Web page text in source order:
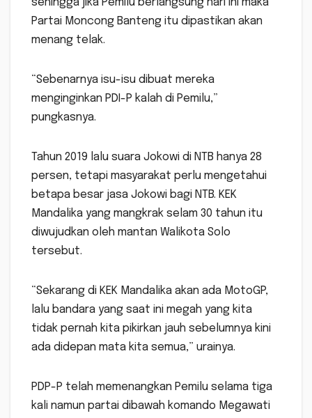
sehingga jika Pemilu berlangsung hari ini maka
Partai Moncong Banteng itu dipastikan akan
menang telak.
“Sebenarnya isu-isu dibuat mereka
menginginkan PDI-P kalah di Pemilu,”
pungkasnya.
Tahun 2019 lalu suara Jokowi di NTB hanya 28
persen, tetapi masyarakat perlu mengetahui
betapa besar jasa Jokowi bagi NTB. KEK
Mandalika yang mangkrak selam 30 tahun itu
diwujudkan oleh mantan Walikota Solo
tersebut.
“Sekarang di KEK Mandalika akan ada MotoGP,
lalu bandara yang saat ini megah yang kita
tidak pernah kita pikirkan jauh sebelumnya kini
ada didepan mata kita semua,” urainya.
PDP-P telah memenangkan Pemilu selama tiga
kali namun partai dibawah komando Megawati